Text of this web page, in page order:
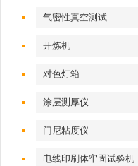
气密性真空测试
开炼机
对色灯箱
涂层测厚仪
门尼粘度仪
电线印刷体牢固试验机